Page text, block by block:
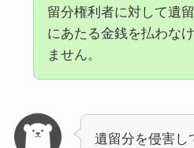
留分権利者に対して遺
にあたる金銭を払わな
ません。
遺留分を侵害し